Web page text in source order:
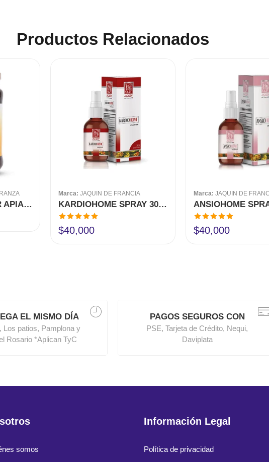
Productos Relacionados
PROPÓLEO 320 GR APIARIOS LA ESPERANZA
Marca: JAQUIN DE FRANCIA
KARDIOHOME SPRAY 30 ML JAQUIN
Valorado en
5.00de 5
$40,000
Marca: JAQUIN DE
Valorado en
5.00de 5
$40,000
EL MISMO DÍA
Los patios, Pamplona y
Rosario *Aplican TyC
PAGOS SEGUROS CON
PSE, Tarjeta de Crédito, Nequi,
Daviplata
somos
Información Legal
Política de privacidad